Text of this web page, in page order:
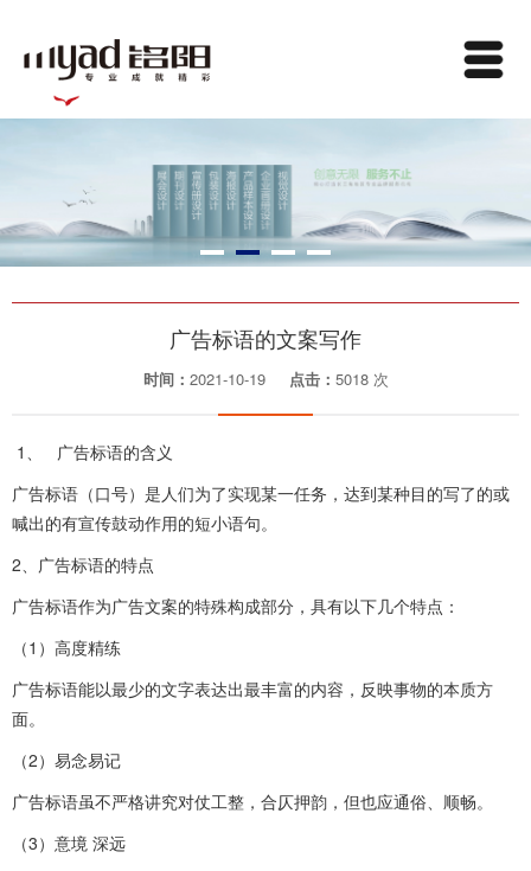
广告标语的文案写作
时间： 2021-10-19 点击： 5018 次
1、 广告标语的含义
广告标语（口号）是人们为了实现某一任务，达到某种目的写了的或
喊出的有宣传鼓动作用的短小语句。
2、广告标语的特点
广告标语作为广告文案的特殊构成部分，具有以下几个特点：
（1）高度精练
广告标语能以最少的文字表达出最丰富的内容，反映事物的本质方
面。
（2）易念易记
广告标语虽不严格讲究对仗工整，合仄押韵，但也应通俗、顺畅。
（3）意境 深远